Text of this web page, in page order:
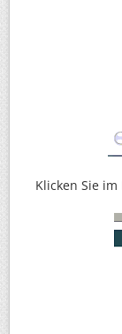
Klicken Sie